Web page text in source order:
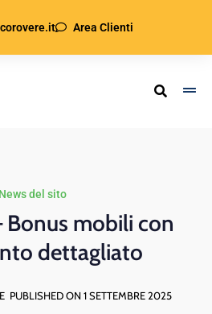
Area Clienti
News del sito
Bonus mobili con
dettagliato
PUBLISHED ON 1 SETTEMBRE 2025